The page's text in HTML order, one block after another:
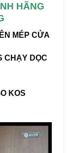
HÃNG
MÉP CỬA
CHẠY DỌC
KOS